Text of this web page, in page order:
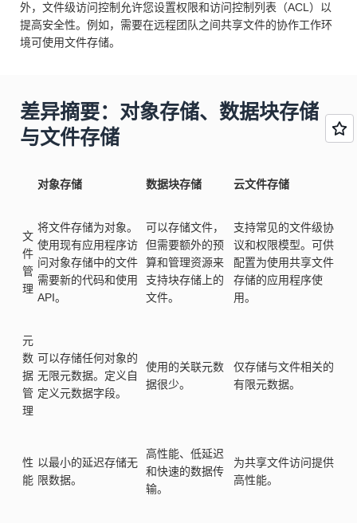
外，文件级访问控制允许您设置权限和访问控制列表（ACL）以
提高安全性。例如，需要在远程团队之间共享文件的协作工作环
境可使用文件存储。
差异摘要：对象存储、数据块存储
与文件存储
对象存储 数据块存储 云文件存储
文
件
管
理
将文件存储为对象。
使用现有应用程序访
问对象存储中的文件
需要新的代码和使用
API。
可以存储文件，
但需要额外的预
算和管理资源来
支持块存储上的
文件。
支持常见的文件级协
议和权限模型。可供
配置为使用共享文件
存储的应用程序使
用。
元
数
据
管
理
可以存储任何对象的
无限元数据。定义自
定义元数据字段。
使用的关联元数
据很少。
仅存储与文件相关的
有限元数据。
性
能
以最小的延迟存储无
限数据。
高性能、低延迟
和快速的数据传
输。
为共享文件访问提供
高性能。